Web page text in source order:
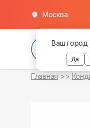
Ваш город
Да
Москва
Главная
в наличии
в наличии